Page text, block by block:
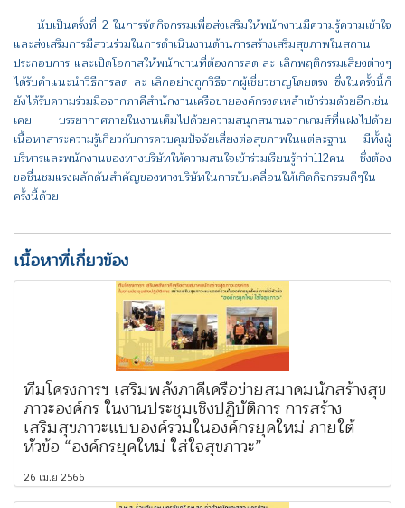
นับเป็นครั้งที่ 2 ในการจัดกิจกรรมเพื่อส่งเสริมให้พนักงานมีความรู้ความเข้าใจ
และส่งเสริมการมีส่วนร่วมในการดำเนินงานด้านการสร้างเสริมสุขภาพในสถาน
ประกอบการ และเปิดโอกาสให้พนักงานที่ต้องการลด ละ เลิกพฤติกรรมเสี่ยงต่างๆ
ได้รับคำแนะนำวิธีการลด ละ เลิกอย่างถูกวิธีจากผู้เชี่ยวชาญโดยตรง ซึ่งในครั้งนี้ก็
ยังได้รับความร่วมมือจากภาคีสำนักงานเครือข่ายองค์กรงดเหล้าเข้าร่วมด้วยอีกเช่น
เคย บรรยากาศภายในงานเต็มไปด้วยความสนุกสนานจากเกมส์ที่แฝงไปด้วย
เนื้อหาสาระความรู้เกี่ยวกับการควบคุมปัจจัยเสี่ยงต่อสุขภาพในแต่ละฐาน มีทั้งผู้
บริหารและพนักงานของทางบริษัทให้ความสนใจเข้าร่วมเรียนรู้กว่า112คน ซึ่งต้อง
ขอชื่นชมแรงผลักดันสำคัญของทางบริษัทในการขับเคลื่อนให้เกิดกิจกรรมดีๆใน
ครั้งนี้ด้วย
เนื้อหาที่เกี่ยวข้อง
ทีมโครงการฯ เสริมพลังภาคีเครือข่ายสมาคมนักสร้างสุข
ภาวะองค์กร ในงานประชุมเชิงปฏิบัติการ การสร้าง
เสริมสุขภาวะแบบองค์รวมในองค์กรยุคใหม่ ภายใต้
หัวข้อ “องค์กรยุคใหม่ ใส่ใจสุขภาวะ”
26 เม.ย 2566